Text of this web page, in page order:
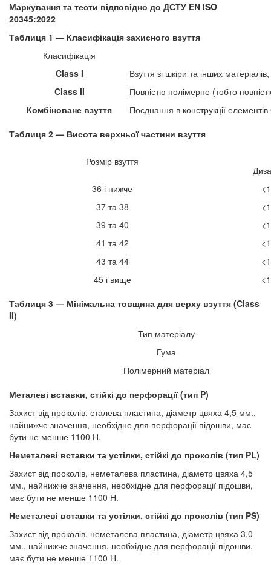
Маркування та тести відповідно до ДСТУ EN ISO
20345:2022
Таблиця 1 — Класифікація захисного взуття
Класифікація
Class I
Взуття зі шкіри та інших
Class II
Повністю полімерне (тобто
Комбіноване взуття
Поєднання в конструкції
Таблиця 2 — Висота верхньої частини взуття
Розмір взуття
36 і нижче
37 та 38
39 та 40
41 та 42
43 та 44
45 і вище
Таблиця 3 — Мінімальна товщина для верху взуття (Class
II)
Тип матеріалу
Гума
Полімерний матеріал
Металеві вставки, стійкі до перфорації (тип P)
Захист від проколів, сталева пластина, діаметр цвяха 4,5 мм.,
найнижче значення, необхідне для перфорації підошви, має
бути не менше 1100 Н.
Неметалеві вставки та устілки, стійкі до проколів (тип PL)
Захист від проколів, неметалева пластина, діаметр цвяха 4,5
мм., найнижче значення, необхідне для перфорації підошви,
має бути не менше 1100 Н.
Неметалеві вставки та устілки, стійкі до проколів (тип PS)
Захист від проколів, неметалева пластина, діаметр цвяха 3,0
мм., найнижче значення, необхідне для перфорації підошви,
має бути не менше 1100 Н.